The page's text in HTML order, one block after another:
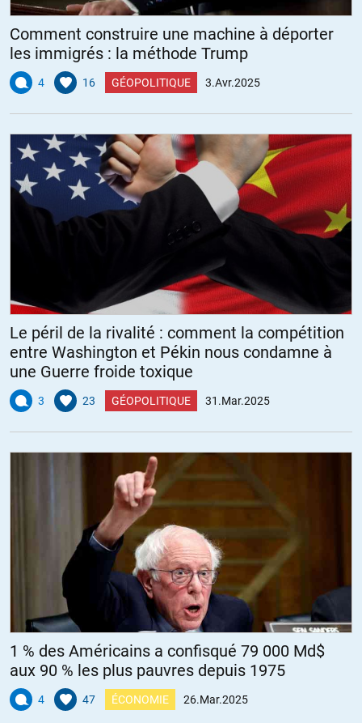
Comment construire une machine à déporter
les immigrés : la méthode Trump
4 16 GÉOPOLITIQUE 3.Avr.2025
Le péril de la rivalité : comment la compétition
entre Washington et Pékin nous condamne à
une Guerre froide toxique
3 23 GÉOPOLITIQUE 31.Mar.2025
1 % des Américains a confisqué 79 000 Md$
aux 90 % les plus pauvres depuis 1975
4 47 ÉCONOMIE 26.Mar.2025